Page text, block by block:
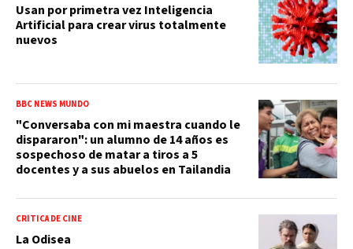
Usan por primetra vez Inteligencia
Artificial para crear virus totalmente
nuevos
BBC NEWS MUNDO
"Conversaba con mi maestra cuando le
dispararon": un alumno de 14 años es
sospechoso de matar a tiros a 5
docentes y a sus abuelos en Tailandia
CRÍTICA DE CINE
La Odisea